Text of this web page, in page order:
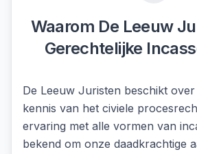
Waarom De Leeuw
Gerechtelijke
De Leeuw Juristen beschikt over
kennis van het civiele
ervaring met alle vormen van
bekend om onze daadkrachtige